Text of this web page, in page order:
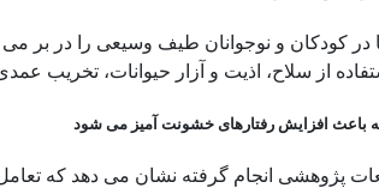
در کودکان و نوجوانان طیف وسیعی را در بر
از سلاح، اذیت و آزار حیوانات، تخریب
باعث افزایش رفتارهای خشونت آمیز می شود
پژوهشی انجام گرفته نشان می دهد که